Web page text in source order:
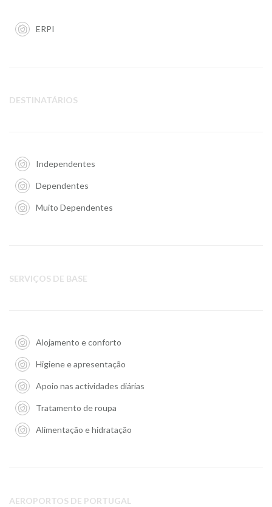
ERPI
DESTINATÁRIOS
Independentes
Dependentes
Muito Dependentes
SERVIÇOS DE BASE
Alojamento e conforto
Higiene e apresentação
Apoio nas actividades diárias
Tratamento de roupa
Alimentação e hidratação
AEROPORTOS DE PORTUGAL